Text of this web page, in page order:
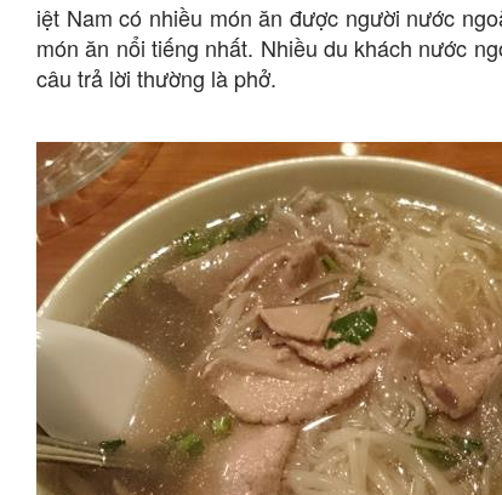
iệt Nam có nhiều món ăn được người nước
món ăn nổi tiếng nhất. Nhiều du khách nước
câu trả lời thường là phở.